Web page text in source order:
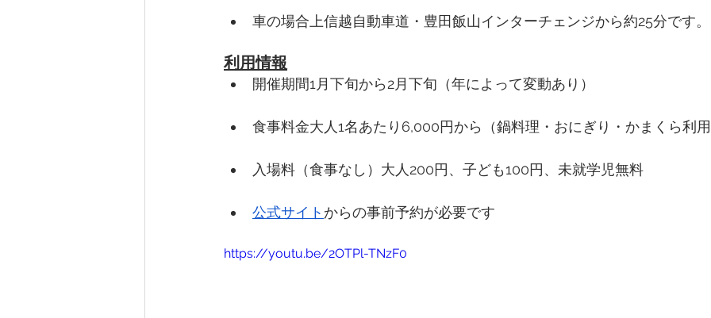
車の場合上信越自動車道・豊田飯山インターチェンジから約25分です。
利用情報
開催期間1月下旬から2月下旬（年によって変動あり）
食事料金大人1名あたり6,000円から（鍋料理・おにぎり・かまくら利用
入場料（食事なし）大人200円、子ども100円、未就学児無料
公式サイト からの事前予約が必要です
https://youtu.be/2OTPl-TNzF0